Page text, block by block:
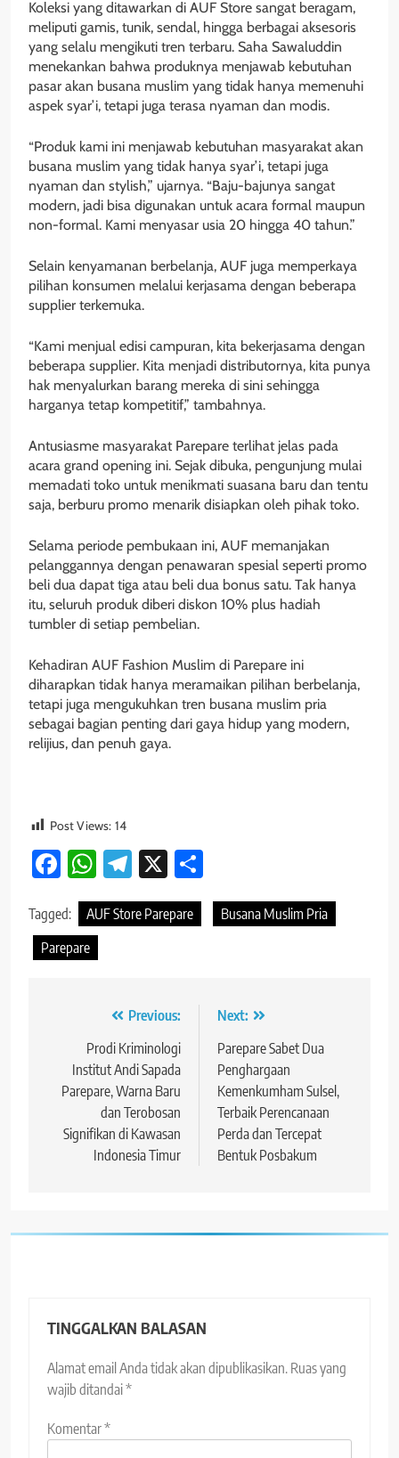
Koleksi yang ditawarkan di AUF Store sangat beragam,
meliputi gamis, tunik, sendal, hingga berbagai aksesoris
yang selalu mengikuti tren terbaru. Saha Sawaluddin
menekankan bahwa produknya menjawab kebutuhan
pasar akan busana muslim yang tidak hanya memenuhi
aspek syar’i, tetapi juga terasa nyaman dan modis.
“Produk kami ini menjawab kebutuhan masyarakat akan
busana muslim yang tidak hanya syar’i, tetapi juga
nyaman dan stylish,” ujarnya. “Baju-bajunya sangat
modern, jadi bisa digunakan untuk acara formal maupun
non-formal. Kami menyasar usia 20 hingga 40 tahun.”
Selain kenyamanan berbelanja, AUF juga memperkaya
pilihan konsumen melalui kerjasama dengan beberapa
supplier terkemuka.
“Kami menjual edisi campuran, kita bekerjasama dengan
beberapa supplier. Kita menjadi distributornya, kita punya
hak menyalurkan barang mereka di sini sehingga
harganya tetap kompetitif,” tambahnya.
Antusiasme masyarakat Parepare terlihat jelas pada
acara grand opening ini. Sejak dibuka, pengunjung mulai
memadati toko untuk menikmati suasana baru dan tentu
saja, berburu promo menarik disiapkan oleh pihak toko.
Selama periode pembukaan ini, AUF memanjakan
pelanggannya dengan penawaran spesial seperti promo
beli dua dapat tiga atau beli dua bonus satu. Tak hanya
itu, seluruh produk diberi diskon 10% plus hadiah
tumbler di setiap pembelian.
Kehadiran AUF Fashion Muslim di Parepare ini
diharapkan tidak hanya meramaikan pilihan berbelanja,
tetapi juga mengukuhkan tren busana muslim pria
sebagai bagian penting dari gaya hidup yang modern,
relijius, dan penuh gaya.
Post Views: 14
Facebook
WhatsApp
Telegram
X
Tagged: AUF Store Parepare
Busana Muslim Pria
Parepare
Navigasi Previous:
Prodi Kriminologi
Institut Andi Sapada
Parepare, Warna Baru
dan Terobosan
Signifikan di Kawasan
Indonesia Timur
Next:
Parepare Sabet Dua
Penghargaan
Kemenkumham Sulsel,
Terbaik Perencanaan
Perda dan Tercepat
Bentuk Posbakum
TINGGALKAN BALASAN
Alamat email Anda tidak akan dipublikasikan. Ruas yang
wajib ditandai*
Komentar*